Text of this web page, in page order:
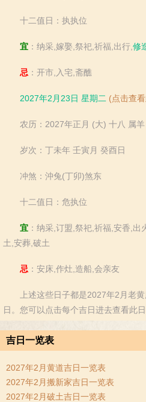
十二值日：执执位
宜 ：纳采,嫁娶,祭祀,祈福,出行, 修
忌 ：开市,入宅,斋醮
2027年2月23日 星期二 (点击查
农历：2027年正月 (大) 十八 属羊
岁次：丁未年 壬寅月 癸酉日
冲煞：沖兔(丁卯)煞东
十二值日：危执位
宜 ：纳采,订盟,祭祀,祈福,安香,出
土,安葬,破土
忌 ：安床,作灶,造船,会亲友
上述这些日子都是2027年2月老黄
日。您可以点击每个吉日进去查看此
吉日一览表
2027年2月黄道吉日一览表
2027年2月搬新家吉日一览表
2027年2月破土吉日一览表